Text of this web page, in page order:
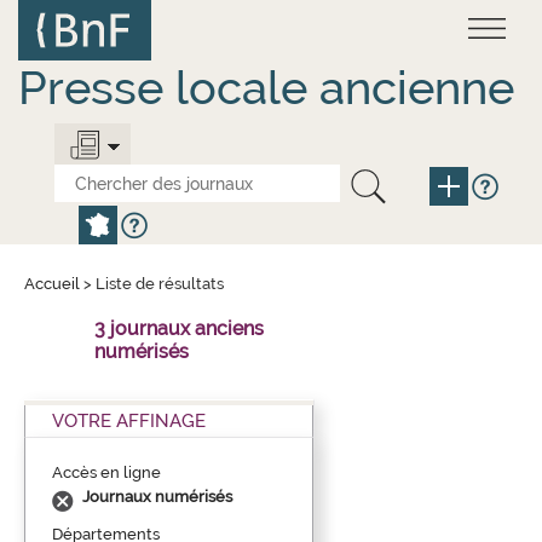
contenu
principal
Presse locale ancienne
Accueil > Liste de résultats
3 journaux anciens
numérisés
VOTRE AFFINAGE
Accès en ligne
Journaux numérisés
Départements